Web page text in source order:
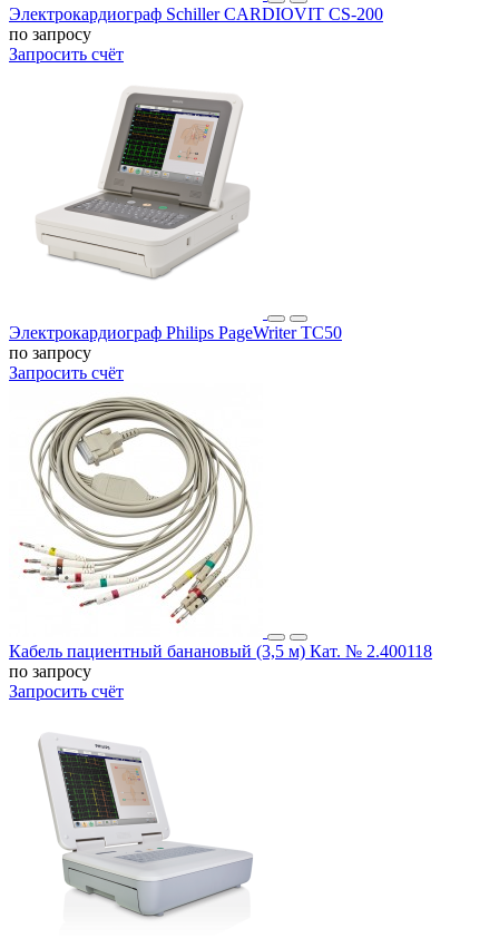
Электрокардиограф Schiller CARDIOVIT CS-200
по запросу
Запросить счёт
Электрокардиограф Philips PageWriter TC50
по запросу
Запросить счёт
Кабель пациентный банановый (3,5 м) Кат. № 2.400118
по запросу
Запросить счёт